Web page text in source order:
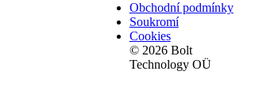
Obchodní podmínky
Soukromí
Cookies
© 2026 Bolt
Technology OÜ